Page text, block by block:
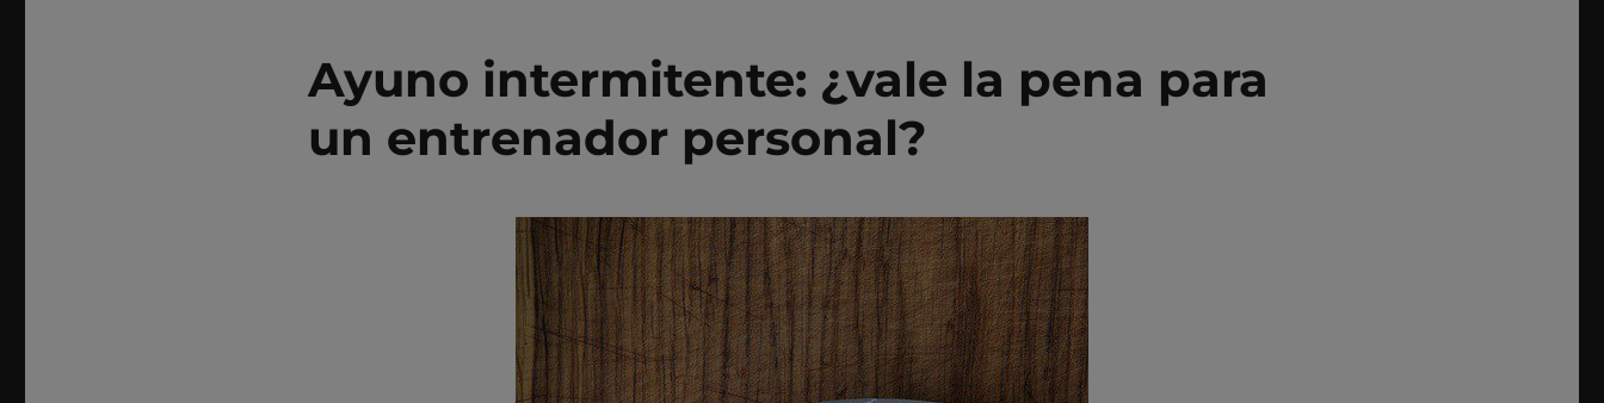
Ayuno intermitente: ¿vale la pena para
un entrenador personal?